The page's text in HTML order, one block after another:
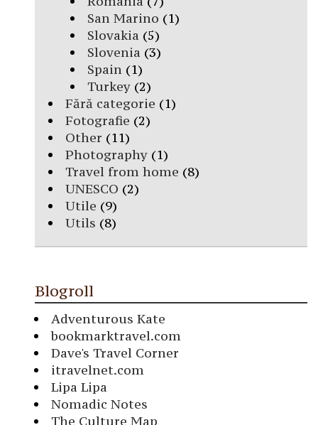
San Marino (1)
Slovakia (5)
Slovenia (3)
Spain(1)
Turkey(2)
Fără categorie (1)
Fotografie (2)
Other (11)
Photography (1)
Travel from home (8)
UNESCO (2)
Utile (9)
Utils (8)
Blogroll
Adventurous Kate
bookmarktravel.com
Dave's Travel Corner
itravelnet.com
Lipa Lipa
Nomadic Notes
The Culture Map